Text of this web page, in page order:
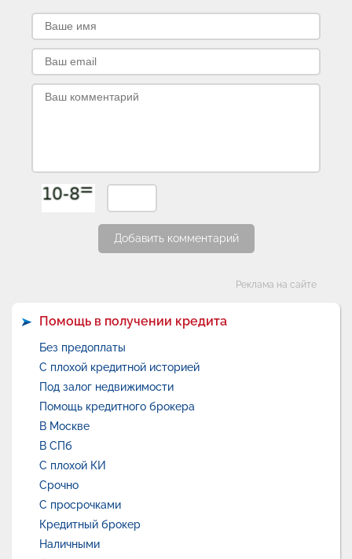
Добавить комментарий
Реклама на сайте
Помощь в получении кредита
Без предоплаты
С плохой кредитной историей
Под залог недвижимости
Помощь кредитного брокера
В Москве
В СПб
С плохой КИ
Срочно
С просрочками
Кредитный брокер
Наличными